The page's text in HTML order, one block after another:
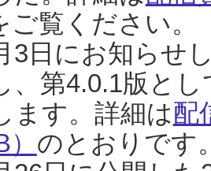
ご覧ください。
3日にお知らせ
、第4.0.1版と
ます。詳細は配
のとおりです